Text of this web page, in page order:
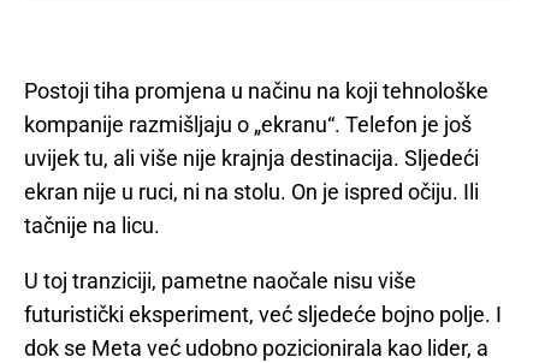
Postoji tiha promjena u načinu na koji tehnološke
kompanije razmišljaju o „ekranu“. Telefon je još
uvijek tu, ali više nije krajnja destinacija. Sljedeći
ekran nije u ruci, ni na stolu. On je ispred očiju. Ili
tačnije na licu.
U toj tranziciji, pametne naočale nisu više
futuristički eksperiment, već sljedeće bojno polje. I
dok se Meta već udobno pozicionirala kao lider, a